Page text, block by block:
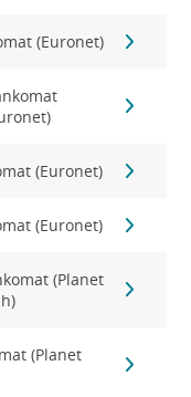
(Euronet)
(Euronet)
(Euronet)
(Planet
(Planet